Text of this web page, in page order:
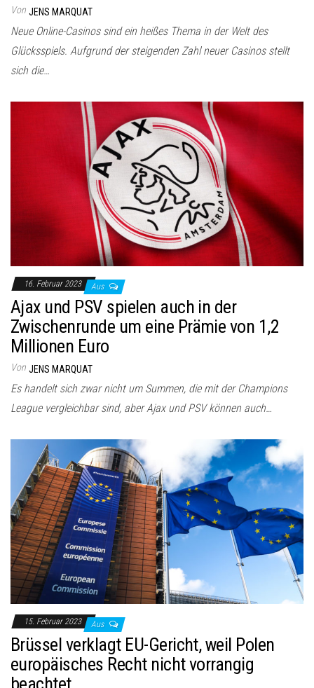
Von JENS MARQUAT
Neue Online-Casinos sind ein heißes Thema in der Welt des
Glücksspiels. Aufgrund der steigenden Zahl neuer Casinos stellt
sich die…
16. Februar 2023 Aus
Ajax und PSV spielen auch in der
Zwischenrunde um eine Prämie von 1,2
Millionen Euro
Von JENS MARQUAT
Es handelt sich zwar nicht um Summen, die mit der Champions
League vergleichbar sind, aber Ajax und PSV können auch…
15. Februar 2023 Aus
Brüssel verklagt EU-Gericht, weil Polen
europäisches Recht nicht vorrangig